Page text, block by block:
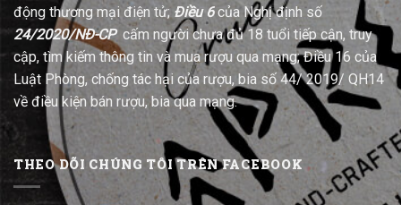
động thương mại điện tử; Điều 6của Nghị định số
24/2020/NĐ-CPcấm người chưa đủ 18 tuổi tiếp cận, truy
cập, tìm kiếm thông tin và mua rượu qua mạng; Điều 16 của
Luật Phòng, chống tác hại của rượu, bia số 44/ 2019/ QH14
về điều kiện bán rượu, bia qua mạng.
THEO DÕI CHÚNG TÔI TRÊN FACEBOOK